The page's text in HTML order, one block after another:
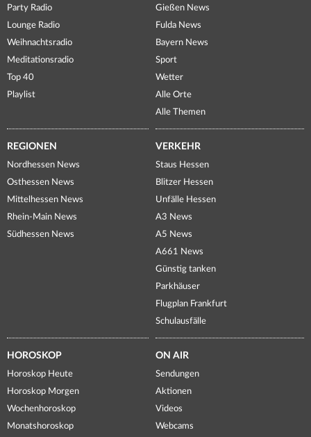
Party Radio
Lounge Radio
Weihnachtsradio
Meditationsradio
Top 40
Playlist
Gießen News
Fulda News
Bayern News
Sport
Wetter
Alle Orte
Alle Themen
REGIONEN
Nordhessen News
Osthessen News
Mittelhessen News
Rhein-Main News
Südhessen News
VERKEHR
Staus Hessen
Blitzer Hessen
Unfälle Hessen
A3 News
A5 News
A661 News
Günstig tanken
Parkhäuser
Flugplan Frankfurt
Schulausfälle
HOROSKOP
Horoskop Heute
Horoskop Morgen
Wochenhoroskop
Monatshoroskop
ON AIR
Sendungen
Aktionen
Videos
Webcams